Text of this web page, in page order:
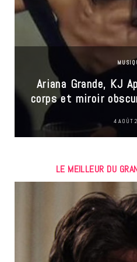
Ariana Grande, KJ
corps et miroir
4 AOÛT
LE MEILLEUR DU